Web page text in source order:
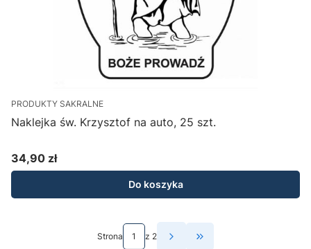
PRODUKTY SAKRALNE
Naklejka św. Krzysztof na auto, 25 szt.
Cena
34,90 zł
Do koszyka
Strona z 2 Przejdź do ostatniej